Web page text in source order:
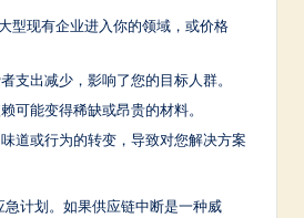
大型现有企业进入你的领域，或价格
支出减少，影响了您的目标人群。
可能变得稀缺或昂贵的材料。
味道或行为的转变，导致对您解决方案
计划。如果供应链中断是一种威